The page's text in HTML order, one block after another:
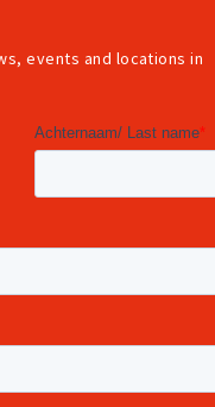
events and locations in